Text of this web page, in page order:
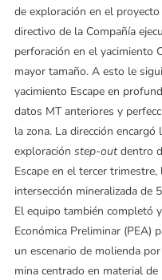
de exploración en el
directivo de la Compañía
perforación en el yacimiento
mayor tamaño. A esto le
yacimiento Escape en
datos MT anteriores y
la zona. La dirección
exploración step-out dentro
Escape en el tercer
intersección mineralizada de
El equipo también completó
Económica Preliminar (PEA)
un escenario de molienda
mina centrado en material